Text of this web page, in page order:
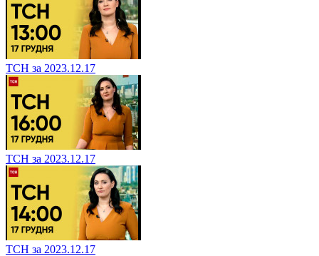
ТСН за 2023.12.17
ТСН за 2023.12.17
ТСН за 2023.12.17